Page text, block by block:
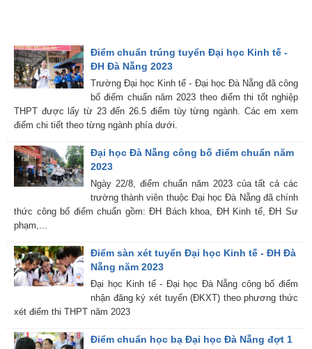
Điểm chuẩn trúng tuyển Đại học Kinh tế -
ĐH Đà Nẵng 2023
Trường Đại học Kinh tế - Đại học Đà Nẵng đã công
bố điểm chuẩn năm 2023 theo điểm thi tốt nghiệp
THPT được lấy từ 23 đến 26.5 điểm tùy từng ngành. Các em xem
điểm chi tiết theo từng ngành phía dưới.
Đại học Đà Nẵng công bố điểm chuẩn năm
2023
Ngày 22/8, điểm chuẩn năm 2023 của tất cả các
trường thành viên thuộc Đại học Đà Nẵng đã chính
thức công bố điểm chuẩn gồm: ĐH Bách khoa, ĐH Kinh tế, ĐH Sư
phạm,...
Điểm sàn xét tuyển Đại học Kinh tế - ĐH Đà
Nẵng năm 2023
Đại học Kinh tế - Đại học Đà Nẵng công bố điểm
nhận đăng ký xét tuyển (ĐKXT) theo phương thức
xét điểm thi THPT năm 2023
Điểm chuẩn học bạ Đại học Đà Nẵng đợt 1